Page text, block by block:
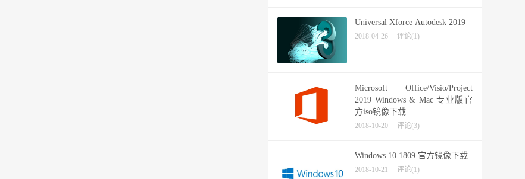
Universal Xforce Autodesk 2019
2018-04-26 评论(1)
Microsoft Office/Visio/Project
2019 Windows & Mac 专业版官
方iso镜像下载
2018-10-20 评论(3)
Windows 10 1809 官方镜像下载
2018-10-21 评论(1)